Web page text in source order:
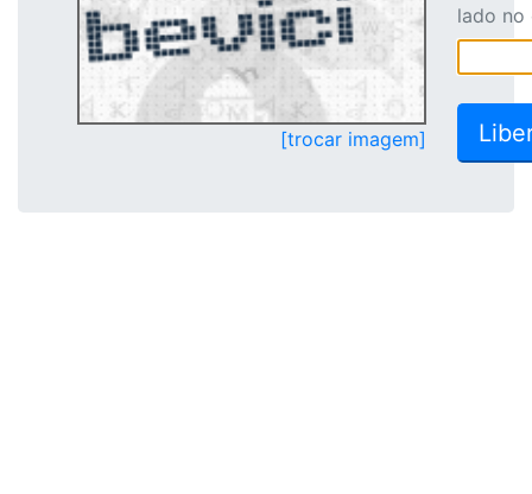
[trocar imagem]
lado no